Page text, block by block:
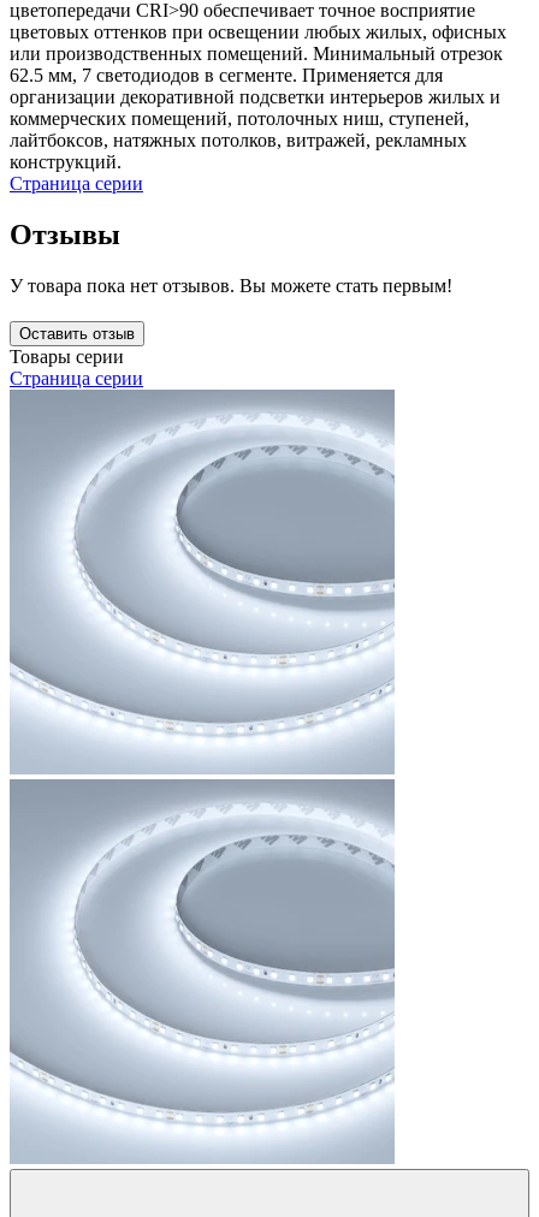
цветопередачи CRI>90 обеспечивает точное восприятие
цветовых оттенков при освещении любых жилых, офисных
или производственных помещений. Минимальный отрезок
62.5 мм, 7 светодиодов в сегменте. Применяется для
организации декоративной подсветки интерьеров жилых и
коммерческих помещений, потолочных ниш, ступеней,
лайтбоксов, натяжных потолков, витражей, рекламных
конструкций.
Страница серии
Отзывы
У товара пока нет отзывов. Вы можете стать первым!
Оставить отзыв
Товары серии
Страница серии